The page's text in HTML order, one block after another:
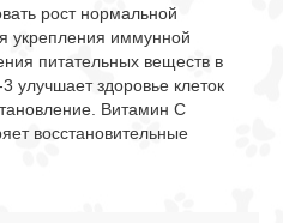
рост нормальной
укрепления иммунной
питательных веществ в
улучшает здоровье клеток
Витамин С
восстановительные